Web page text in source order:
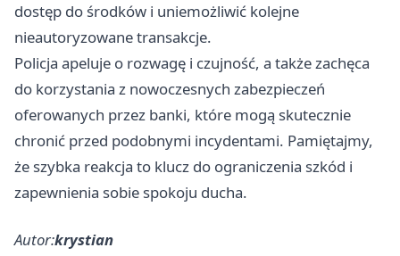
dostęp do środków i uniemożliwić kolejne
nieautoryzowane transakcje.
Policja apeluje o rozwagę i czujność, a także zachęca
do korzystania z nowoczesnych zabezpieczeń
oferowanych przez banki, które mogą skutecznie
chronić przed podobnymi incydentami. Pamiętajmy,
że szybka reakcja to klucz do ograniczenia szkód i
zapewnienia sobie spokoju ducha.
Autor:krystian